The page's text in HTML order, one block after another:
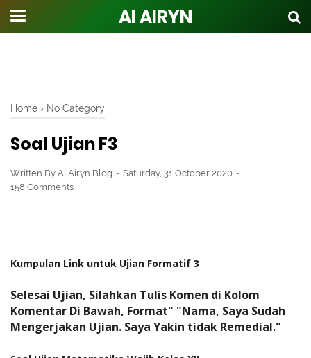
AI AIRYN
Home › No Category
Soal Ujian F3
Written By AI Airyn Blog
Saturday, 31 October 2020
158 Comments
Kumpulan Link untuk Ujian Formatif 3
Selesai Ujian, Silahkan Tulis Komen di Kolom
Komentar Di Bawah, Format" "Nama, Saya Sudah
Mengerjakan Ujian. Saya Yakin tidak Remedial."